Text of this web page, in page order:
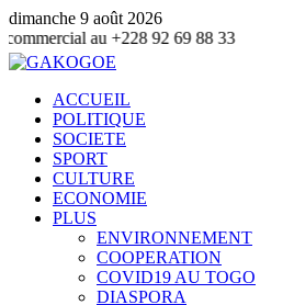
dimanche 9 août 2026
92 69 88 33
ACCUEIL
POLITIQUE
SOCIETE
SPORT
CULTURE
ECONOMIE
PLUS
ENVIRONNEMENT
COOPERATION
COVID19 AU TOGO
DIASPORA